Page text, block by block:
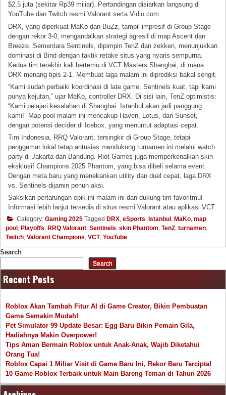
$2,5 juta (sekitar Rp39 miliar). Pertandingan disiarkan langsung di
YouTube dan Twitch resmi Valorant serta Vidio.com.
DRX, yang diperkuat MaKo dan BuZz, tampil impresif di Group Stage
dengan rekor 3-0, mengandalkan strategi agresif di map Ascent dan
Breeze. Sementara Sentinels, dipimpin TenZ dan zekken, menunjukkan
dominasi di Bind dengan taktik retake situs yang nyaris sempurna.
Kedua tim terakhir kali bertemu di VCT Masters Shanghai, di mana
DRX menang tipis 2-1. Membuat laga malam ini diprediksi bakal sengit.
“Kami sudah perbaiki koordinasi di late game. Sentinels kuat, tapi kami
punya kejutan,” ujar MaKo, controller DRX. Di sisi lain, TenZ optimistis:
“Kami pelajari kesalahan di Shanghai. Istanbul akan jadi panggung
kami!” Map pool malam ini mencakup Haven, Lotus, dan Sunset,
dengan potensi decider di Icebox, yang menuntut adaptasi cepat.
Tim Indonesia, RRQ Valorant, tersingkir di Group Stage, tetapi
penggemar lokal tetap antusias mendukung turnamen ini melalui watch
party di Jakarta dan Bandung. Riot Games juga memperkenalkan skin
eksklusif Champions 2025 Phantom, yang bisa dibeli selama event.
Dengan meta baru yang menekankan utility dan duel cepat, laga DRX
vs. Sentinels dijamin penuh aksi.
Saksikan pertarungan epik ini malam ini dan dukung tim favoritmu!
Informasi lebih lanjut tersedia di situs resmi Valorant atau aplikasi VCT.
Category: Gaming 2025 Tagged DRX, eSports, Istanbul , MaKo, map
pool , Playoffs, RRQ Valorant, Sentinels, skin Phantom, TenZ, turnamen,
Twitch, Valorant Champions, VCT, YouTube
Search
Search
Recent Posts
Roblox Akan Tambah Fitur AI di Game Creator, Bikin Pembuatan
Game Semakin Mudah!
Pet Simulator 99 Update Besar: Egg Baru Bikin Pemain Gila,
Hadiahnya Makin Overpower!
Tips Aman Bermain Roblox untuk Anak-Anak, Wajib Diketahui
Orang Tua!
Roblox Capai 1 Miliar Visit di Game Baru Ini, Rekor Baru Tercipta!
10 Game Roblox Terbaik untuk Main Bareng Teman di Tahun 2026